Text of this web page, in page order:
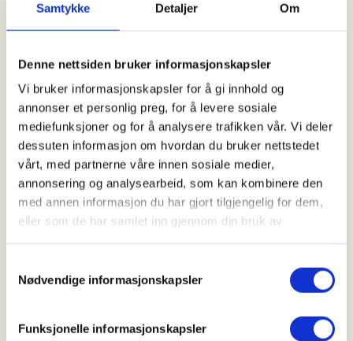
Samtykke Detaljer Om
Denne nettsiden bruker informasjonskapsler
Vi bruker informasjonskapsler for å gi innhold og
annonser et personlig preg, for å levere sosiale
mediefunksjoner og for å analysere trafikken vår. Vi deler
dessuten informasjon om hvordan du bruker nettstedet
vårt, med partnerne våre innen sosiale medier,
annonsering og analysearbeid, som kan kombinere den
med annen informasjon du har gjort tilgjengelig for dem,
eller som de har samlet inn gjennom din bruk av
Nødvendige informasjonskapsler
Funksjonelle informasjonskapsler
Arrangør
Tønsberg og omegns JFF
Kontaktperson
https://41551263
tore.gullik.dokken@gmail.com
Vil du være med på duejakt i områdene rundt
landbruksområdene som finnes rundt byen. Både av
hensyn til sikkerheten og at du har grunnleggende
noen av skytekveldene våre i løpet av sommeren.